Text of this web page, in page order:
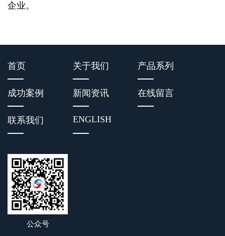
企业。
首页 关于我们 产品系列
成功案例 新闻资讯 在线留言
联系我们 ENGLISH
公众号